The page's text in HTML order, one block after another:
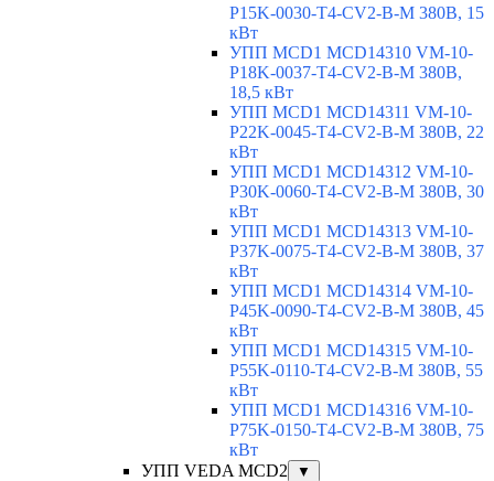
P15K-0030-T4-CV2-B-M 380В, 15
кВт
УПП MCD1 MCD14310 VM-10-
P18K-0037-T4-CV2-B-M 380В,
18,5 кВт
УПП MCD1 MCD14311 VM-10-
P22K-0045-T4-CV2-B-M 380В, 22
кВт
УПП MCD1 MCD14312 VM-10-
P30K-0060-T4-CV2-B-M 380В, 30
кВт
УПП MCD1 MCD14313 VM-10-
P37K-0075-T4-CV2-B-M 380В, 37
кВт
УПП MCD1 MCD14314 VM-10-
P45K-0090-T4-CV2-B-M 380В, 45
кВт
УПП MCD1 MCD14315 VM-10-
P55K-0110-T4-CV2-B-M 380В, 55
кВт
УПП MCD1 MCD14316 VM-10-
P75K-0150-T4-CV2-B-M 380В, 75
кВт
УПП VEDA MCD2
▼